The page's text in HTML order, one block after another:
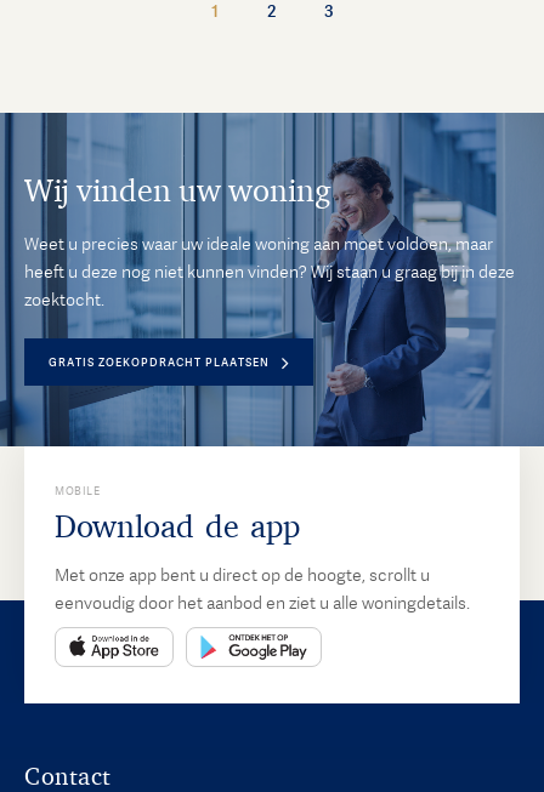
1 2 3
Wij vinden uw woning
Weet u precies waar uw ideale woning aan moet voldoen, maar
heeft u deze nog niet kunnen vinden? Wij staan u graag bij in deze
zoektocht.
GRATIS ZOEKOPDRACHT PLAATSEN
MOBILE
Download de app
Met onze app bent u direct op de hoogte, scrollt u
eenvoudig door het aanbod en ziet u alle woningdetails.
Contact